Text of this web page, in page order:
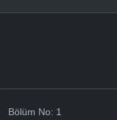
Bölüm No: 1